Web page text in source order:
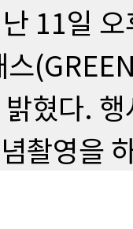
11일 오
혔다.
촬영을